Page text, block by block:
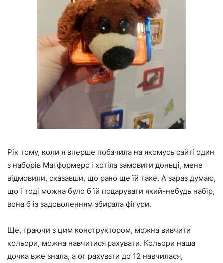
Рік тому, коли я вперше побачила на якомусь сайті один
з наборів Магформерс і хотіла замовити доньці, мене
відмовили, сказавши, що рано ще їй таке. А зараз думаю,
що і тоді можна було б їй подарувати який-небудь набір,
вона б із задоволенням збирала фігури.
Ще, граючи з цим конструктором, можна вивчити
кольори, можна навчитися рахувати. Кольори наша
дочка вже знала, а от рахувати до 12 навчилася,